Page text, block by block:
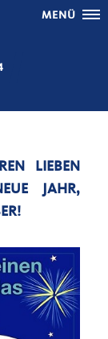
MENÜ
LIEBEN
JAHR,